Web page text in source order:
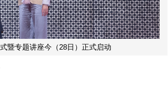
暨专题讲座今（28日）正式启动